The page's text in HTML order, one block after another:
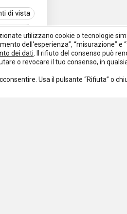
di vista
utilizzano cookie o tecnologie
dell'esperienza”, “misurazione”
dei dati . Il rifiuto del consenso può
o revocare il tuo consenso, in
Usa il pulsante “Rifiuta” o